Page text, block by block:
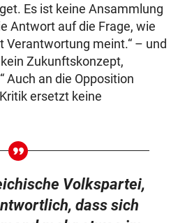
Es ist keine Ansammlung
Antwort auf die Frage, wie
Verantwortung meint.“ – und
Zukunftskonzept,
Auch an die Opposition
ersetzt keine
Volkspartei,
dass sich